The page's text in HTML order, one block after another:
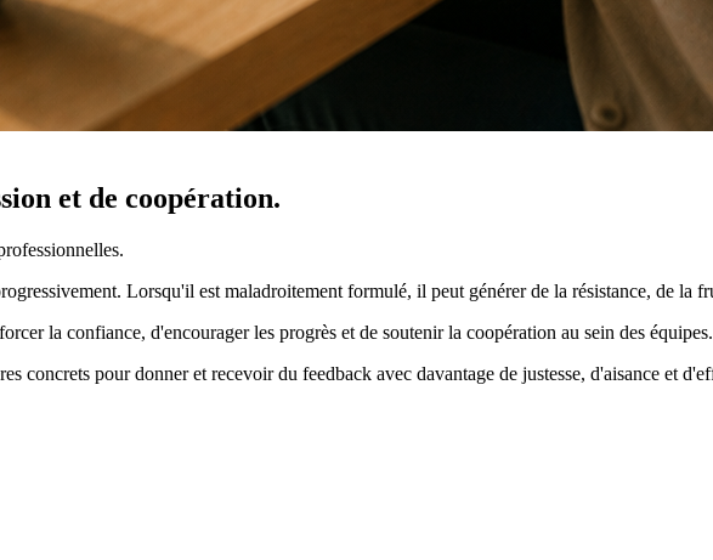
et de coopération.
Lorsqu'il est maladroitement formulé, il peut générer de la résistance, de la
la confiance, d'encourager les progrès et de soutenir la coopération au sein des équipes.
concrets pour donner et recevoir du feedback avec davantage de justesse, d'aisance et